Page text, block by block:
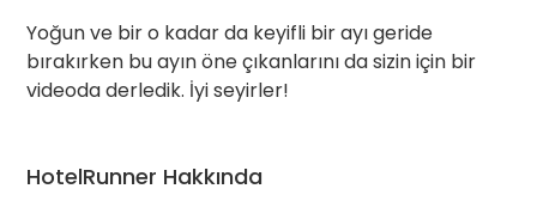
Yoğun ve bir o kadar da keyifli bir ayı geride
bırakırken bu ayın öne çıkanlarını da sizin için bir
videoda derledik. İyi seyirler!
HotelRunner Hakkında